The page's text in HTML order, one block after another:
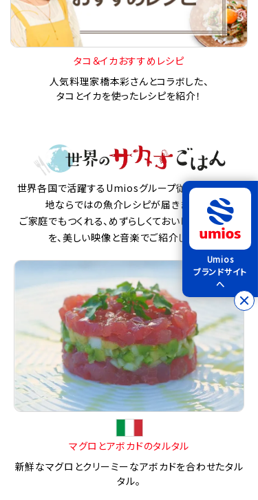
タコ＆イカおすすめレシピ
人気料理家橋本彩さんとコラボした、
タコとイカを使ったレシピを紹介！
世界各国で活躍するUmiosグループ従業員から、現
地ならではの魚介レシピが届きました。
ご家庭でもつくれる、めずらしくておいしい魚介料理
を、美しい映像と音楽でご紹介します。
マグロとアボカドのタルタル
新鮮なマグロとクリーミーなアボカドを合わせたタル
タル。
Umios
ブランドサイト
へ